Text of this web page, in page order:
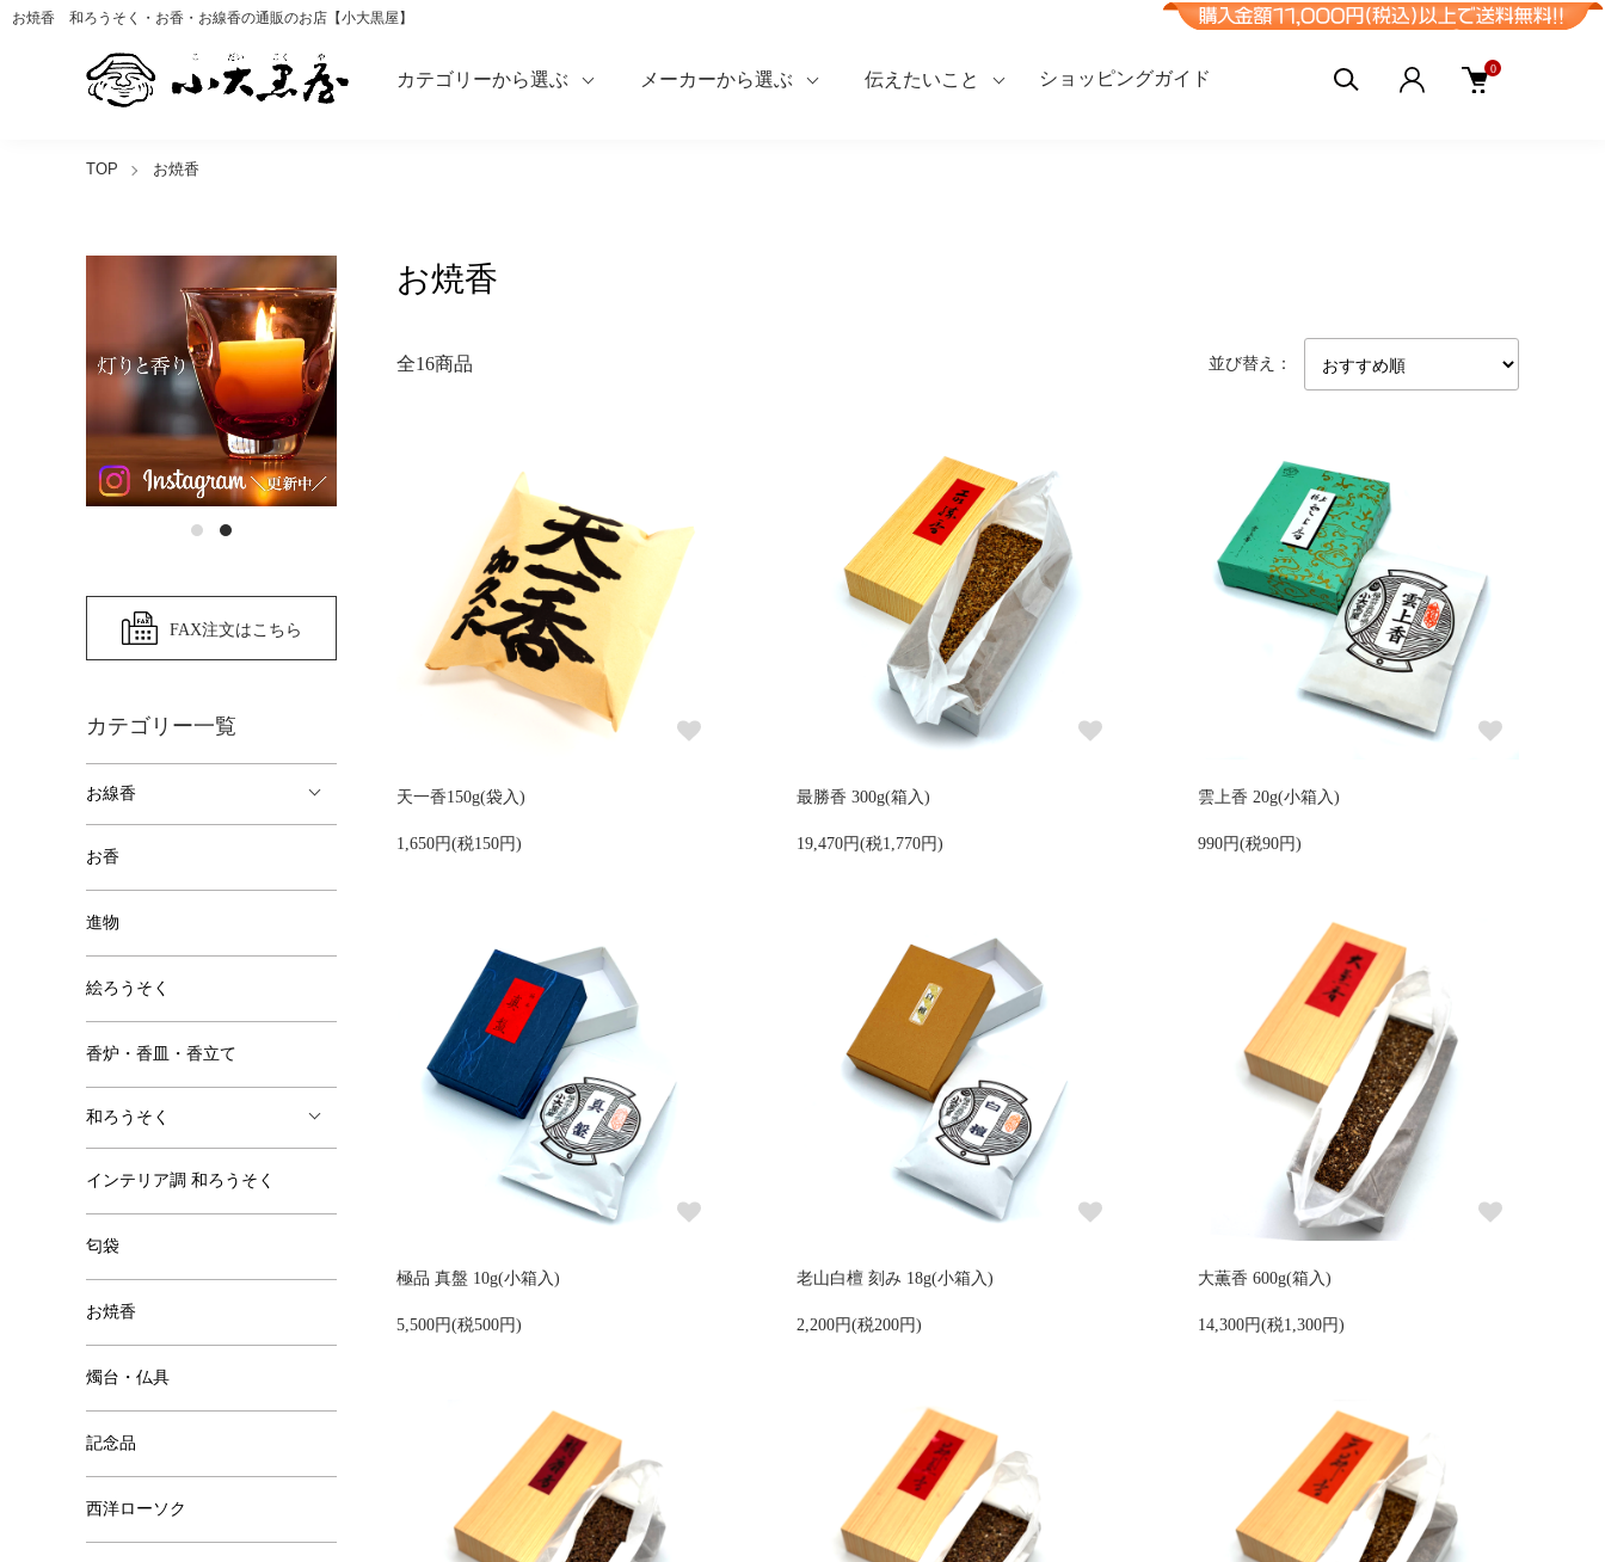
お焼香 和ろうそく・お香・お線香の通販のお店【小大黒屋】
カテゴリーから選ぶ メーカーから選ぶ 伝えたいこと ショッピングガイド 0
TOP お焼香
お焼香
全16商品 並び替え：
天一香150g(袋入)
1,650円(税150円)
最勝香 300g(箱入)
19,470円(税1,770円)
雲上香 20g(小箱入)
990円(税90円)
極品 真盤 10g(小箱入)
5,500円(税500円)
老山白檀 刻み 18g(小箱入)
2,200円(税200円)
大薫香 600g(箱入)
14,300円(税1,300円)
FAX注文はこちら
カテゴリー一覧
お線香
お香
進物
絵ろうそく
香炉・香皿・香立て
和ろうそく
インテリア調 和ろうそく
匂袋
お焼香
燭台・仏具
記念品
西洋ローソク